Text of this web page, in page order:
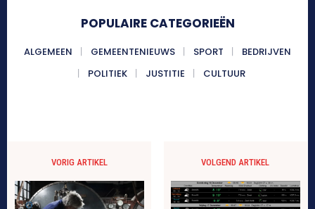
POPULAIRE CATEGORIEËN
ALGEMEEN GEMEENTENIEUWS SPORT
BEDRIJVEN
POLITIEK
JUSTITIE CULTUUR
VORIG ARTIKEL VOLGEND ARTIKEL